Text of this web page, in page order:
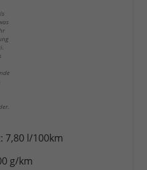
7,80 l/100km
g/km